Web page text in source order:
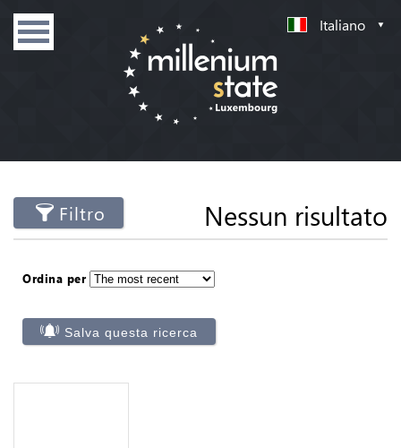
Italiano
Filtro Nessun risultato
Ordina per
Salva questa ricerca